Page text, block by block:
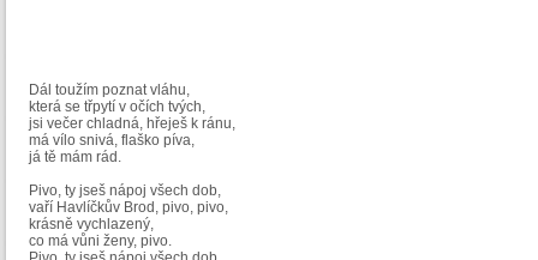
Dál toužím poznat vláhu,
která se třpytí v očích tvých,
jsi večer chladná, hřeješ k ránu,
má vílo snivá, flaško píva,
já tě mám rád.
Pivo, ty jseš nápoj všech dob,
vaří Havlíčkův Brod, pivo, pivo,
krásně vychlazený,
co má vůni ženy, pivo.